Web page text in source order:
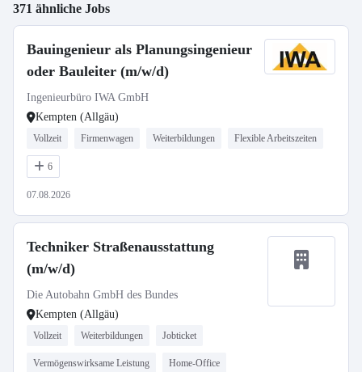
371 ähnliche Jobs
Bauingenieur als Planungsingenieur
oder Bauleiter (m/w/d)
Ingenieurbüro IWA GmbH
Kempten (Allgäu)
Vollzeit Firmenwagen Weiterbildungen Flexible Arbeitszeiten
6
07.08.2026
Techniker Straßenausstattung
(m/w/d)
Die Autobahn GmbH des Bundes
Kempten (Allgäu)
Vollzeit Weiterbildungen Jobticket
Vermögenswirksame Leistung Home-Office